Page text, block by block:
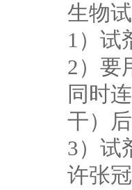
生物
1 ）试
2 ）要
同时
干）
3）试
许张